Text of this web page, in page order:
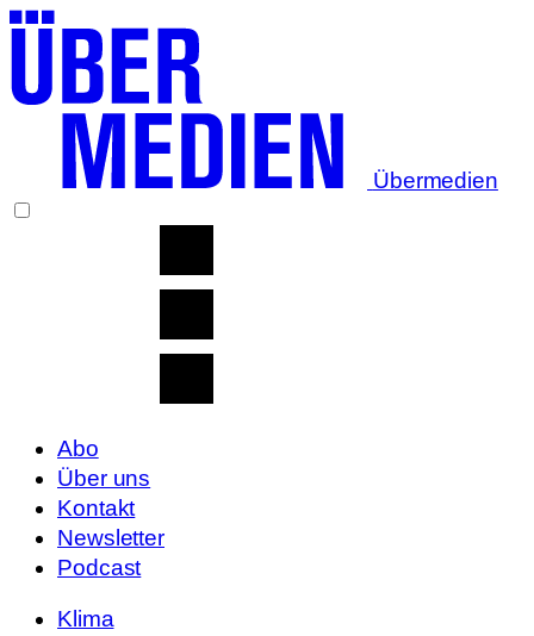
Übermedien
Abo
Über uns
Kontakt
Newsletter
Podcast
Klima